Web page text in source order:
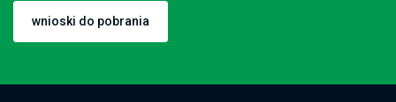
wnioski do pobrania